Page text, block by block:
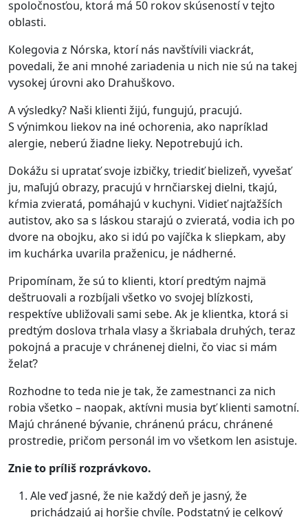
spoločnosťou, ktorá má 50 rokov skúseností v tejto
oblasti.
Kolegovia z Nórska, ktorí nás navštívili viackrát,
povedali, že ani mnohé zariadenia u nich nie sú na takej
vysokej úrovni ako Drahuškovo.
A výsledky? Naši klienti žijú, fungujú, pracujú.
S výnimkou liekov na iné ochorenia, ako napríklad
alergie, neberú žiadne lieky. Nepotrebujú ich.
Dokážu si upratať svoje izbičky, triediť bielizeň, vyvešať
ju, maľujú obrazy, pracujú v hrnčiarskej dielni, tkajú,
kŕmia zvieratá, pomáhajú v kuchyni. Vidieť najťažších
autistov, ako sa s láskou starajú o zvieratá, vodia ich po
dvore na obojku, ako si idú po vajíčka k sliepkam, aby
im kuchárka uvarila praženicu, je nádherné.
Pripomínam, že sú to klienti, ktorí predtým najmä
deštruovali a rozbíjali všetko vo svojej blízkosti,
respektíve ubližovali sami sebe. Ak je klientka, ktorá si
predtým doslova trhala vlasy a škriabala druhých, teraz
pokojná a pracuje v chránenej dielni, čo viac si mám
želať?
Rozhodne to teda nie je tak, že zamestnanci za nich
robia všetko – naopak, aktívni musia byť klienti samotní.
Majú chránené bývanie, chránenú prácu, chránené
prostredie, pričom personál im vo všetkom len asistuje.
Znie to príliš rozprávkovo.
Ale veď jasné, že nie každý deň je jasný, že
prichádzajú aj horšie chvíle. Podstatný je celkový